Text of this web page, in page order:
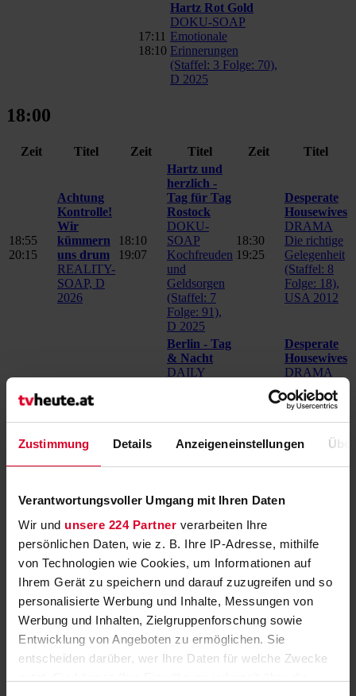
Zustimmung Details Anzeigeneinstellungen
Verantwortungsvoller Umgang mit Ihren Daten
Wir und unsere 224 Partner verarbeiten Ihre
persönlichen Daten, wie z. B. Ihre IP-Adresse, mithilfe
von Technologien wie Cookies, um Informationen auf
Ihrem Gerät zu speichern und darauf zuzugreifen und so
personalisierte Werbung und Inhalte, Messungen von
Werbung und Inhalten, Zielgruppenforschung sowie
Entwicklung von Angeboten zu ermöglichen. Sie
entscheiden darüber, wer Ihre Daten für welche Zwecke
17:11
18:10
Hartz Rot Gold
DOKU-SOAP
Emotionale
Erinnerungen
(Staffel: 3 Folge: 70),
D 2025
18:00
Zeit Titel Zeit Titel Zeit Titel
18:55
20:15
Achtung
Kontrolle!
Wir
kümmern
uns drum
REALITY-
SOAP, D
2026
18:10
19:07
Hartz und
herzlich -
Tag für Tag
Rostock
DOKU-
SOAP
Kochfreuden
und
Geldsorgen
(Staffel: 7
Folge: 91),
D 2025
18:30
19:25
Desperate
Housewives
DRAMA
Die richtige
Gelegenheit
(Staffel: 8
Folge: 18),
USA 2012
Berlin - Tag
& Nacht
DAILY
3740), D
Desperate
Housewives
DRAMA
Ein Strich
durch die
Folge: 19),
20:15
Zeit Titel Zeit Titel Zeit
20:15
21:15
Navy CIS:
Origins
KRIMISERIE
(Staffel: 1
Folge: 5),
USA 2024
20:14
23:22
Pulp Fiction
GANGSTERFILM,
USA 1994
20:15
21:10
Verpfuscht
- Ein Fall
für die
Beauty
Docs
DOKU-
(Folge: 8),